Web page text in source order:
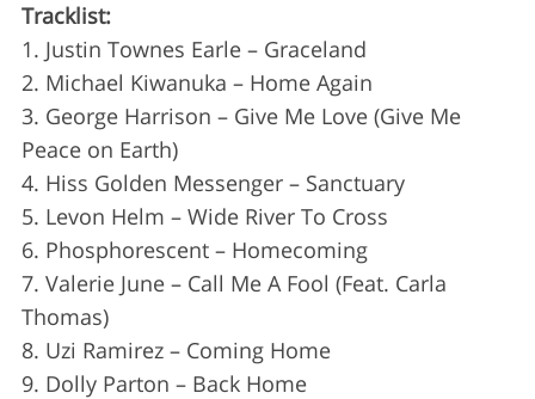
Tracklist:
1. Justin Townes Earle – Graceland
2. Michael Kiwanuka – Home Again
3. George Harrison – Give Me Love (Give Me
Peace on Earth)
4. Hiss Golden Messenger – Sanctuary
5. Levon Helm – Wide River To Cross
6. Phosphorescent – Homecoming
7. Valerie June – Call Me A Fool (Feat. Carla
Thomas)
8. Uzi Ramirez – Coming Home
9. Dolly Parton – Back Home
S